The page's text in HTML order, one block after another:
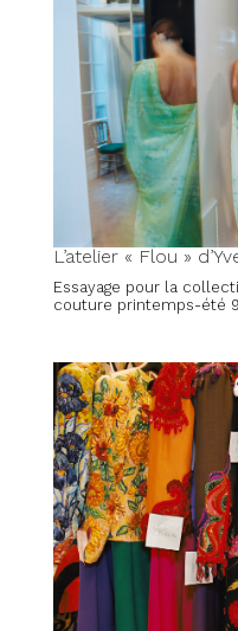
L’atelier « Flou »
Essayage pour la
couture printemps-été